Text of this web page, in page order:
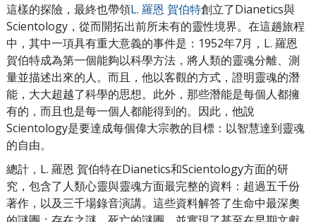
這樣的探險，最終也帶領L. 羅恩 賀伯特創立了Dianetics與
Scientology，從而開拓出前所未有的靈性境界。在這趟旅程
中，其中一項具有重大意義的事件是：1952年7月，L. 羅恩
賀伯特成為第一個能夠以科學方法，將人類的靈魂分離、測
量並描述出來的人。而且，他以客觀的方式，證明靈魂的潛
能，大大超越了科學的思想。此外，那些潛能是每個人都擁
有的，而且也是每一個人都能得到的。因此，他說
Scientology是要達成每個偉大宗教的目標：以智慧達到靈魂
的自由。
總計，L. 羅恩 賀伯特在Dianetics和Scientology方面的研
究，包含了人類心靈與靈魂方面最完整的資料：超過五千份
著作，以及三千場錄音演講。這些資料解答了生命中最深奧